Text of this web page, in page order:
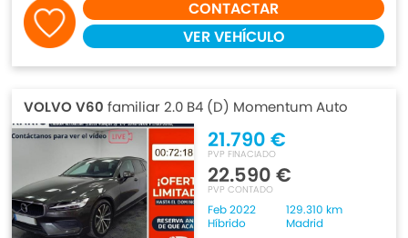
CONTACTAR
VER VEHÍCULO
VOLVO V60 familiar 2.0 B4 (D) Momentum Auto
21.790 €
PVP FINACIADO
22.590 €
PVP CONTADO
Feb 2022
129.310 km
Híbrido
Madrid